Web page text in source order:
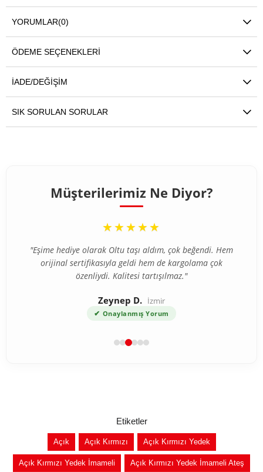
YORUMLAR(0)
ÖDEME SEÇENEKLERI
İADE/DEĞIŞIM
SIK SORULAN SORULAR
Müşterilerimiz Ne Diyor?
“
★★★★★
"Eşime hediye olarak Oltu taşı aldım, çok beğendi. Hem
orijinal sertifikasıyla geldi hem de kargolama çok
özenliydi. Kalitesi tartışılmaz."
Zeynep D. İzmir
✔ Onaylanmış Yorum
Etiketler
Açık Açık Kırmızı Açık Kırmızı Yedek
Açık Kırmızı Yedek İmameli Açık Kırmızı Yedek İmameli Ateş